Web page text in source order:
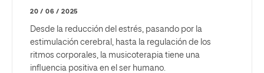
20 / 06 / 2025
Desde la reducción del estrés, pasando por la
estimulación cerebral, hasta la regulación de los
ritmos corporales, la musicoterapia tiene una
influencia positiva en el ser humano.